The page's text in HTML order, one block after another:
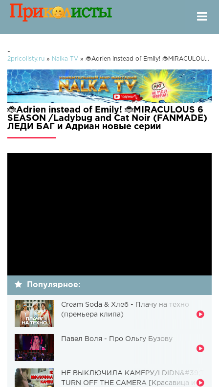
-
2pricolisty.ru » Nalka TV » 🐞Adrien instead of Emily! 🐞MIRACULOUS 6 SEASON /Ladybug and Cat Noir (FANMADE) ЛЕДИ БАГ и Адриан
🐞Adrien instead of Emily! 🐞MIRACULOUS 6
SEASON /Ladybug and Cat Noir (FANMADE)
ЛЕДИ БАГ и Адриан новые серии
Популярное:
Cream Soda & Хлеб - Плачу на техно
(премьера клипа)
Павел Воля - Про Ольгу Бузову
НЕ ВЫКЛЮЧИЛА КАМЕРУ/I DIDN&#39;T
TURN OFF THE CAMERA [Красавица и